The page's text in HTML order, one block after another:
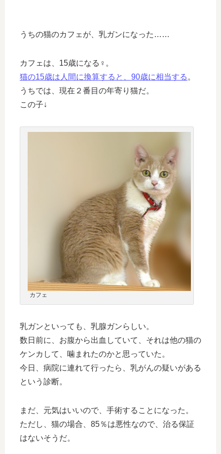
うちの猫のカフェが、乳ガンになった……
カフェは、15歳になる♀。
猫の15歳は人間に換算すると、90歳に相当する 。
うちでは、現在２番目の年寄り猫だ。
この子↓
カフェ
乳ガンといっても、乳腺ガンらしい。
数日前に、お腹から出血していて、それは他の猫の
ケンカして、噛まれたのかと思っていた。
今日、病院に連れて行ったら、乳がんの疑いがある
という診断。
まだ、元気はいいので、手術することになった。
ただし、猫の場合、85％は悪性なので、治る保証
はないそうだ。